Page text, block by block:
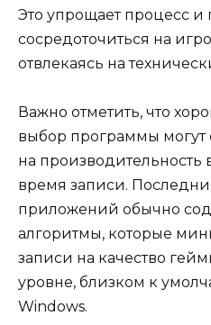
Это упрощает процесс и
сосредоточиться на
отвлекаясь на
Важно отметить, что
выбор программы могут
на
время записи.
приложений обычно
алгоритмы, которые
записи на качество
уровне, близком к
Windows.